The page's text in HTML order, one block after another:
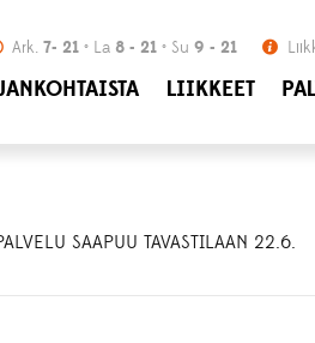
Ark. 7- 21 La 8 - 21 Su 9 - 21
LIIKKEET
SAAPUU TAVASTILAAN 22.6.